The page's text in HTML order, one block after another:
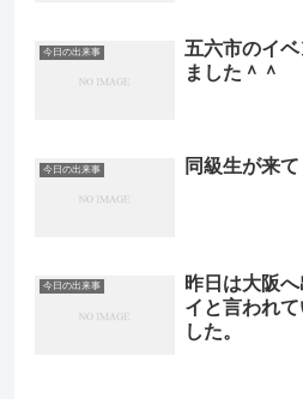
今日の出来事
五六市のイ
ました＾＾
今日の出来事 同級生が来
今日の出来事
昨日は大阪
イと言われ
した。